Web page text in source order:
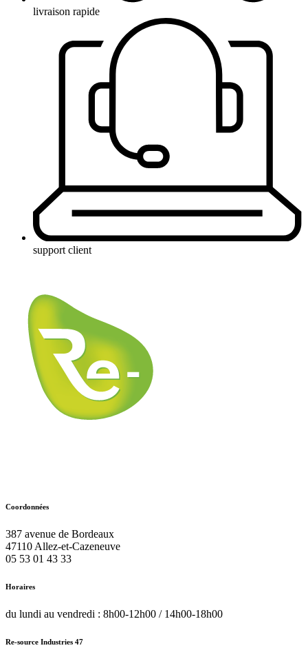
livraison rapide
support client
Coordonnées
387 avenue de Bordeaux
47110 Allez-et-Cazeneuve
05 53 01 43 33
Horaires
du lundi au vendredi : 8h00-12h00 / 14h00-18h00
Re-source Industries 47